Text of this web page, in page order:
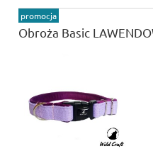
Obroża Basic
promocja